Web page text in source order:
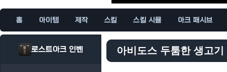
홈 아이템 제작 스킬 스킬 시뮬 아크 패시브
로스트아크 인벤 아비도스 두툼한 생고기